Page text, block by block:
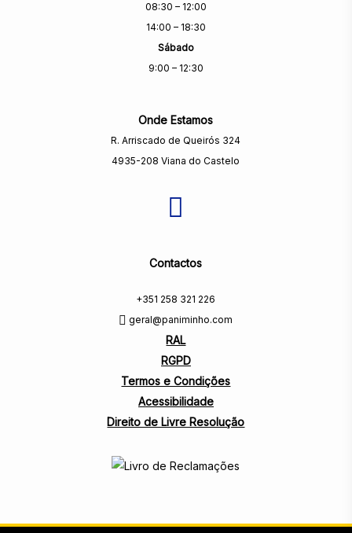
08:30 – 12:00
14:00 – 18:30
Sábado
9:00 – 12:30
Onde Estamos
R. Arriscado de Queirós 324
4935-208 Viana do Castelo
Contactos
+351 258 321 226
geral@paniminho.com
RAL
RGPD
Termos e Condições
Acessibilidade
Direito de Livre Resolução